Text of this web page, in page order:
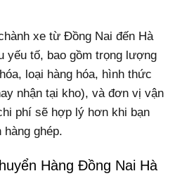
xe từ Đồng Nai đến Hà
yếu tố, bao gồm trọng lượng
loại hàng hóa, hình thức
nhận tại kho), và đơn vị vận
phí sẽ hợp lý hơn khi bạn
ghép.
Hàng Đồng Nai Hà